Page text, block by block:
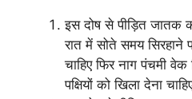
इस दोष से पीड़ित जातक
रात में सोते समय सिरहाने
चाहिए फिर नाग पंचमी
पक्षियों को खिला देना